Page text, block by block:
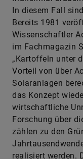
Wissenschaftler
im Fachmagazin
„Kartoffeln unter
Vorteil von über
Solaranlagen
das Konzept
wirtschaftliche
Forschung über
zählen zu den
realisiert werden.
können
staatliche